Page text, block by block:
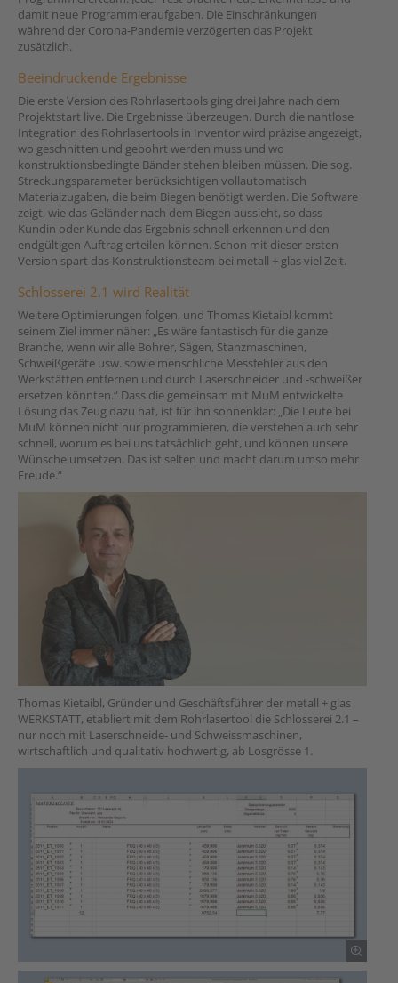
damit neue Programmieraufgaben. Die Einschränkungen
während der Corona-Pandemie verzögerten das Projekt
zusätzlich.
Beeindruckende Ergebnisse
Die erste Version des Rohrlasertools ging drei Jahre nach dem
Projektstart live. Die Ergebnisse überzeugen. Durch die nahtlose
Integration des Rohrlasertools in Inventor wird präzise angezeigt,
wo geschnitten und gebohrt werden muss und wo
konstruktionsbedingte Bänder stehen bleiben müssen. Die sog.
Streckungsparameter berücksichtigen vollautomatisch
Materialzugaben, die beim Biegen benötigt werden. Die Software
zeigt, wie das Geländer nach dem Biegen aussieht, so dass
Kundin oder Kunde das Ergebnis schnell erkennen und den
endgültigen Auftrag erteilen können. Schon mit dieser ersten
Version spart das Konstruktionsteam bei metall + glas viel Zeit.
Schlosserei 2.1 wird Realität
Weitere Optimierungen folgen, und Thomas Kietaibl kommt
seinem Ziel immer näher: „Es wäre fantastisch für die ganze
Branche, wenn wir alle Bohrer, Sägen, Stanzmaschinen,
Schweißgeräte usw. sowie menschliche Messfehler aus den
Werkstätten entfernen und durch Laserschneider und -schweißer
ersetzen könnten.“ Dass die gemeinsam mit MuM entwickelte
Lösung das Zeug dazu hat, ist für ihn sonnenklar: „Die Leute bei
MuM können nicht nur programmieren, die verstehen auch sehr
schnell, worum es bei uns tatsächlich geht, und können unsere
Wünsche umsetzen. Das ist selten und macht darum umso mehr
Freude.“
Thomas Kietaibl, Gründer und Geschäftsführer der metall + glas
WERKSTATT, etabliert mit dem Rohrlasertool die Schlosserei 2.1 –
nur noch mit Laserschneide- und Schweissmaschinen,
wirtschaftlich und qualitativ hochwertig, ab Losgrösse 1.